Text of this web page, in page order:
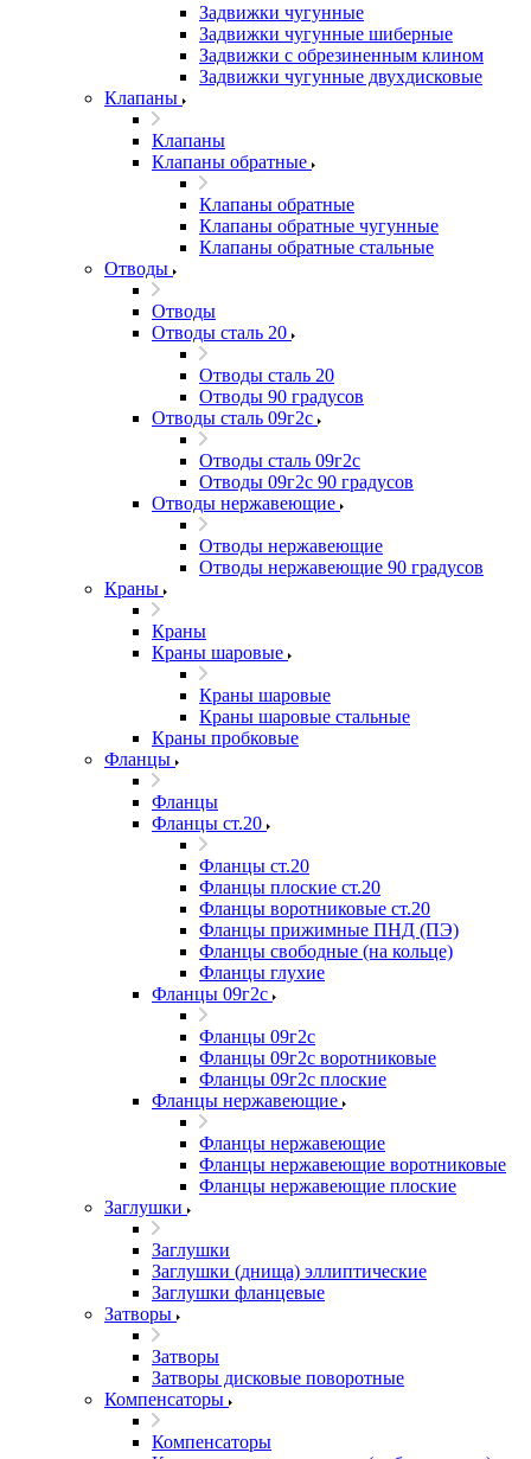
Задвижки чугунные
Задвижки чугунные шиберные
Задвижки с обрезиненным клином
Задвижки чугунные двухдисковые
Клапаны
Клапаны
Клапаны обратные
Клапаны обратные
Клапаны обратные чугунные
Клапаны обратные стальные
Отводы
Отводы
Отводы сталь 20
Отводы сталь 20
Отводы 90 градусов
Отводы сталь 09г2с
Отводы сталь 09г2с
Отводы 09г2с 90 градусов
Отводы нержавеющие
Отводы нержавеющие
Отводы нержавеющие 90 градусов
Краны
Краны
Краны шаровые
Краны шаровые
Краны шаровые стальные
Краны пробковые
Фланцы
Фланцы
Фланцы ст.20
Фланцы ст.20
Фланцы плоские ст.20
Фланцы воротниковые ст.20
Фланцы прижимные ПНД (ПЭ)
Фланцы свободные (на кольце)
Фланцы глухие
Фланцы 09г2с
Фланцы 09г2с
Фланцы 09г2с воротниковые
Фланцы 09г2с плоские
Фланцы нержавеющие
Фланцы нержавеющие
Фланцы нержавеющие воротниковые
Фланцы нержавеющие плоские
Заглушки
Заглушки
Заглушки (днища) эллиптические
Заглушки фланцевые
Затворы
Затворы
Затворы дисковые поворотные
Компенсаторы
Компенсаторы